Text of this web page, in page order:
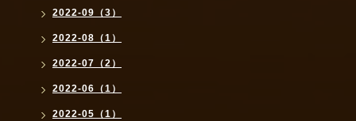
2022-09（3）
2022-08（1）
2022-07（2）
2022-06（1）
2022-05（1）